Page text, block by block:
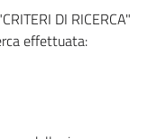
DI RICERCA"
effettuata: